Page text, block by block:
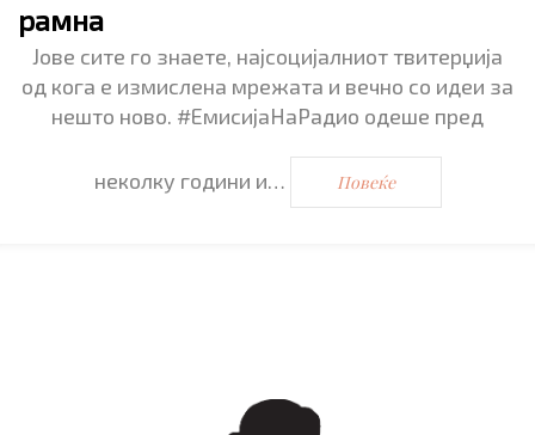
рамна
Јове сите го знаете, најсоцијалниот твитерџија
од кога е измислена мрежата и вечно со идеи за
нешто ново. #ЕмисијаНаРадио одеше пред
неколку години и… Повеќе